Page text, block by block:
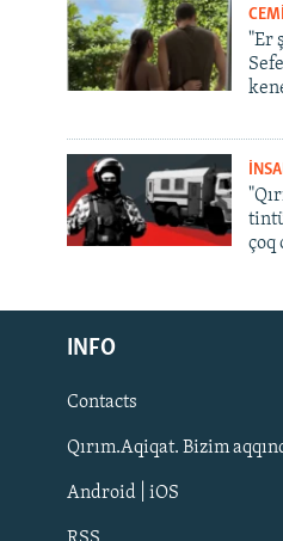
Русский
Українською
QOŞULIÑIZ!
"Er
çoq
INFO
Contacts
Qırım.Aqiqat. Bizim
Android | iOS